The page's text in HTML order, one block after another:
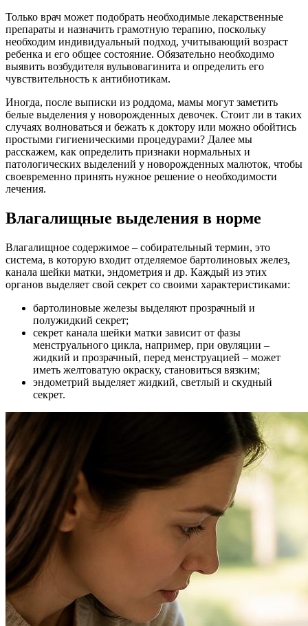
Только врач может подобрать необходимые лекарственные
препараты и назначить грамотную терапию, поскольку
необходим индивидуальный подход, учитывающий возраст
ребенка и его общее состояние. Обязательно необходимо
выявить возбудителя вульвовагинита и определить его
чувствительность к антибиотикам.
Иногда, после выписки из роддома, мамы могут заметить
белые выделения у новорожденных девочек. Стоит ли в таких
случаях волноваться и бежать к доктору или можно обойтись
простыми гигиеническими процедурами? Далее мы
расскажем, как определить признаки нормальных и
патологических выделений у новорожденных малюток, чтобы
своевременно принять нужное решение о необходимости
лечения.
Влагалищные выделения в норме
Влагалищное содержимое – собирательный термин, это
система, в которую входит отделяемое бартолиновых желез,
канала шейки матки, эндометрия и др. Каждый из этих
органов выделяет свой секрет со своими характеристиками:
бартолиновые железы выделяют прозрачный и
полужидкий секрет;
секрет канала шейки матки зависит от фазы
менструального цикла, например, при овуляции –
жидкий и прозрачный, перед менструацией – может
иметь желтоватую окраску, становиться вязким;
эндометрий выделяет жидкий, светлый и скудный
секрет.